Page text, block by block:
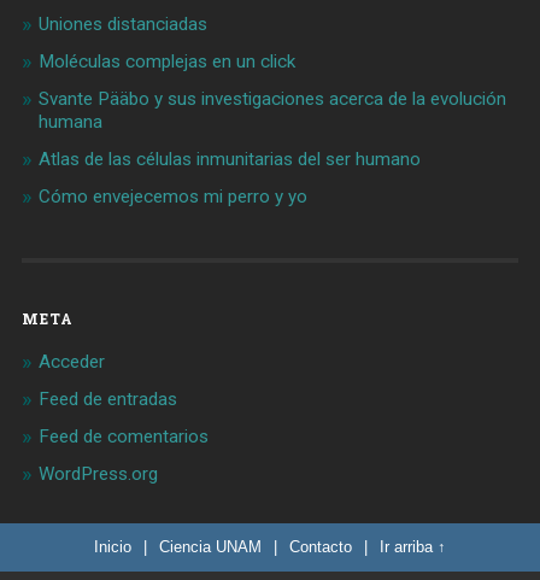
Uniones distanciadas
Moléculas complejas en un click
Svante Pääbo y sus investigaciones acerca de la evolución
humana
Atlas de las células inmunitarias del ser humano
Cómo envejecemos mi perro y yo
META
Acceder
Feed de entradas
Feed de comentarios
WordPress.org
Inicio Ciencia UNAM Contacto Ir arriba ↑